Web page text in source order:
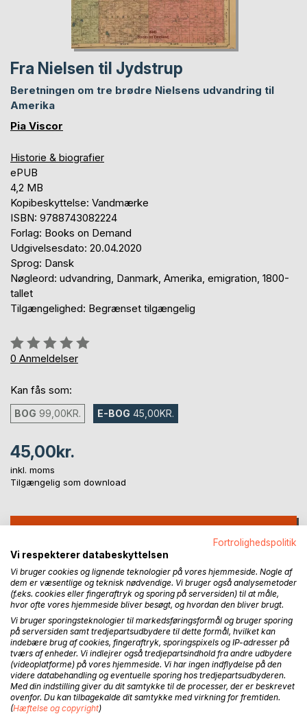
Fra Nielsen til Jydstrup
Beretningen om tre brødre Nielsens udvandring til
Amerika
Pia Viscor
Historie & biografier
ePUB
4,2 MB
Kopibeskyttelse: Vandmærke
ISBN: 9788743082224
Forlag: Books on Demand
Udgivelsesdato: 20.04.2020
Sprog: Dansk
Nøgleord: udvandring, Danmark, Amerika, emigration, 1800-
tallet
Tilgængelighed: Begrænset tilgængelig
Anmeldelse::
0%
0 Anmeldelser
Kan fås som:
BOG 99,00KR. E-BOG 45,00KR.
45,00kr.
inkl. moms
Tilgængelig som download
Føj til ønskeliste
Anmeld titel
BESKRIVELSE
Fortrolighedspolitik
Vi respekterer databeskyttelsen
Vi bruger cookies og lignende teknologier på vores hjemmeside. Nogle af
dem er væsentlige og teknisk nødvendige. Vi bruger også analysemetoder
(f.eks. cookies eller fingeraftryk og sporing på serversiden) til at måle,
hvor ofte vores hjemmeside bliver besøgt, og hvordan den bliver brugt.
Vi bruger sporingsteknologier til markedsføringsformål og bruger sporing
på serversiden samt tredjepartsudbydere til dette formål, hvilket kan
indebære brug af cookies, fingeraftryk, sporingspixels og IP-adresser på
tværs af enheder. Vi indlejrer også tredjepartsindhold fra andre udbydere
(videoplatforme) på vores hjemmeside. Vi har ingen indflydelse på den
videre databehandling og eventuelle sporing hos tredjepartsudbyderen.
Med din indstilling giver du dit samtykke til de processer, der er beskrevet
ovenfor. Du kan tilbagekalde dit samtykke med virkning for fremtiden.
(Hæftelse og copyright)